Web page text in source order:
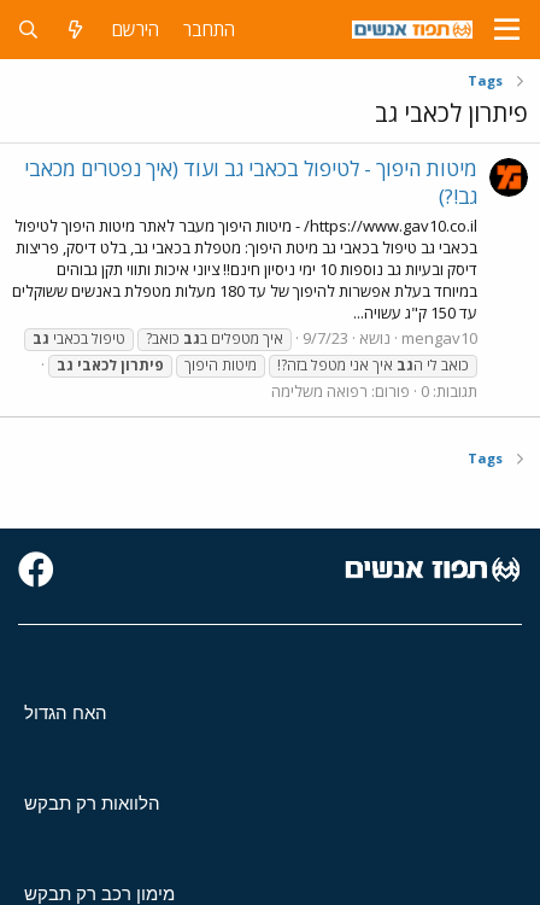
התחבר הירשם
Tags
פיתרון לכאבי גב
מיטות היפוך - לטיפול בכאבי גב ועוד (איך נפטרים מכאבי
גב!?)
https://www.gav10.co.il/ - מיטות היפוך מעבר לאתר מיטות היפוך לטיפול
בכאבי גב טיפול בכאבי גב מיטת היפוך: מטפלת בכאבי גב, בלט דיסק, פריצות
דיסק ובעיות גב נוספות 10 ימי ניסיון חינם!! ציוני איכות ותווי תקן גבוהים
במיוחד בעלת אפשרות להיפוך של עד 180 מעלות מטפלת באנשים ששוקלים
עד 150 ק"ג עשויה...
mengav10
נושא 9/7/23 איך מטפלים בגב כואב? טיפול בכאבי גב
כואב לי הגב איך אני מטפל בזה?! מיטות היפוך פיתרוןלכאבי גב
תגובות: 0 פורום: רפואה משלימה
Tags
האח הגדול
הלוואות רק תבקש
מימון רכב רק תבקש